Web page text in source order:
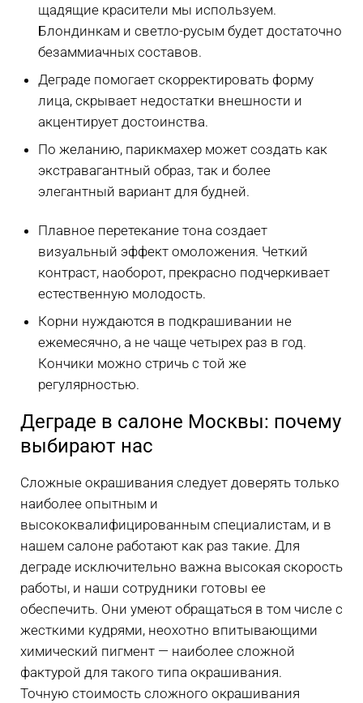
щадящие красители мы используем.
Блондинкам и светло-русым будет достаточно
безаммиачных составов.
Деграде помогает скорректировать форму
лица, скрывает недостатки внешности и
акцентирует достоинства.
По желанию, парикмахер может создать как
экстравагантный образ, так и более
элегантный вариант для будней.
Плавное перетекание тона создает
визуальный эффект омоложения. Четкий
контраст, наоборот, прекрасно подчеркивает
естественную молодость.
Корни нуждаются в подкрашивании не
ежемесячно, а не чаще четырех раз в год.
Кончики можно стричь с той же
регулярностью.
Деграде в салоне Москвы: почему
выбирают нас
Сложные окрашивания следует доверять только
наиболее опытным и
высококвалифицированным специалистам, и в
нашем салоне работают как раз такие. Для
деграде исключительно важна высокая скорость
работы, и наши сотрудники готовы ее
обеспечить. Они умеют обращаться в том числе с
жесткими кудрями, неохотно впитывающими
химический пигмент — наиболее сложной
фактурой для такого типа окрашивания.
Точную стоимость сложного окрашивания